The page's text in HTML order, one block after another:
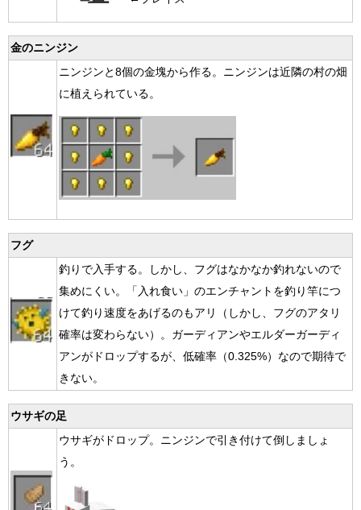
金のニンジン
ニンジンと8個の金塊から作る。ニンジンは近隣の村の畑
に植えられている。
フグ
釣りで入手する。しかし、フグはなかなか釣れないので
集めにくい。「入れ食い」のエンチャントを釣り竿につ
けて釣り速度をあげるのもアリ（しかし、フグのアタリ
確率は変わらない）。ガーディアンやエルダーガーディ
アンがドロップするが、低確率（0.325%）なので期待で
きない。
ウサギの足
ウサギがドロップ。ニンジンで引き付けて倒しましょ
う。